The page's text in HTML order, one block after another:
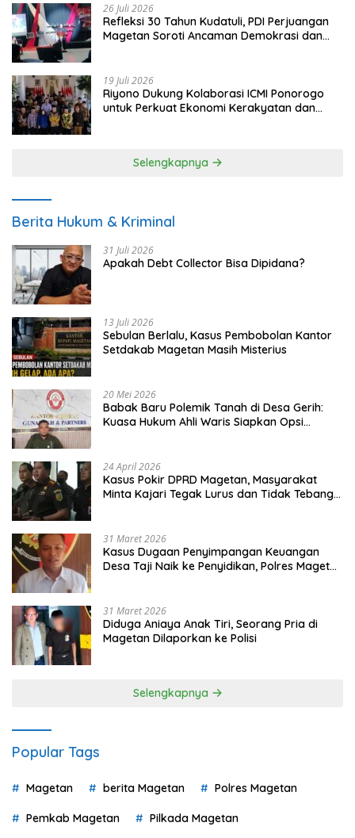
26 Juli 2026
Refleksi 30 Tahun Kudatuli, PDI Perjuangan
Magetan Soroti Ancaman Demokrasi dan
19 Juli 2026
Riyono Dukung Kolaborasi ICMI Ponorogo
untuk Perkuat Ekonomi Kerakyatan dan
Selengkapnya
Berita Hukum & Kriminal
31 Juli 2026
Apakah Debt Collector Bisa Dipidana?
13 Juli 2026
Sebulan Berlalu, Kasus Pembobolan Kantor
Setdakab Magetan Masih Misterius
20 Mei 2026
Babak Baru Polemik Tanah di Desa Gerih:
Kuasa Hukum Ahli Waris Siapkan Opsi
24 April 2026
Kasus Pokir DPRD Magetan, Masyarakat
Minta Kajari Tegak Lurus dan Tidak Tebang
31 Maret 2026
Kasus Dugaan Penyimpangan Keuangan
Desa Taji Naik ke Penyidikan, Polres Magetan
31 Maret 2026
Diduga Aniaya Anak Tiri, Seorang Pria di
Magetan Dilaporkan ke Polisi
Selengkapnya
Popular Tags
Magetan berita Magetan Polres Magetan
Pemkab Magetan Pilkada Magetan